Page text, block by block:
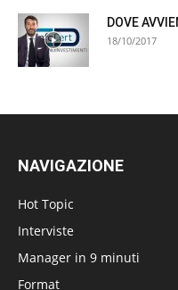
DOVE
18/10/2017
NAVIGAZIONE
Hot Topic
Interviste
Manager in 9 minuti
Format